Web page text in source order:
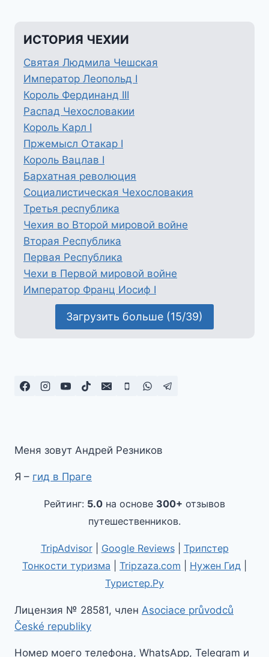
ИСТОРИЯ ЧЕХИИ
Святая Людмила Чешская
Император Леопольд I
Король Фердинанд III
Распад Чехословакии
Король Карл I
Пржемысл Отакар I
Король Вацлав I
Бархатная революция
Социалистическая Чехословакия
Третья республика
Чехия во Второй мировой войне
Вторая Республика
Первая Республика
Чехи в Первой мировой войне
Император Франц Иосиф I
Загрузить больше (15/39)
Меня зовут Андрей Резников
Я – гид в Праге
Рейтинг: 5.0 на основе 300+ отзывов
путешественников.
TripAdvisor| Google Reviews| Трипстер
Тонкости туризма
Tripzaza.com Нужен Гид
Туристер.Ру
Лицензия № 28581, член Asociace průvodců
České republiky
Номер моего телефона, WhatsApp, Telegram и